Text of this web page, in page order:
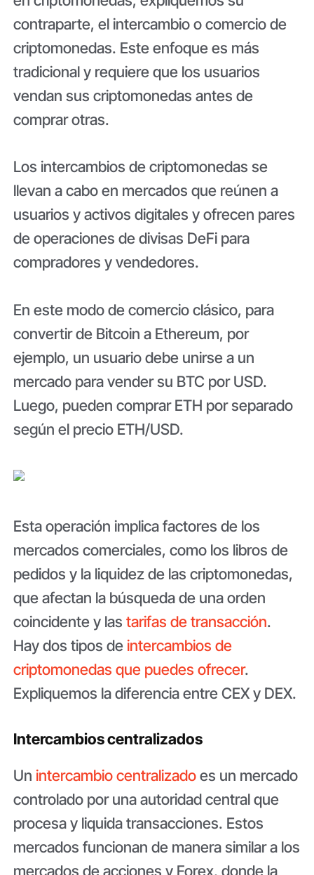
contraparte, el intercambio o comercio de
criptomonedas. Este enfoque es más
tradicional y requiere que los usuarios
vendan sus criptomonedas antes de
comprar otras.
Los intercambios de criptomonedas se
llevan a cabo en mercados que reúnen a
usuarios y activos digitales y ofrecen pares
de operaciones de divisas DeFi para
compradores y vendedores.
En este modo de comercio clásico, para
convertir de Bitcoin a Ethereum, por
ejemplo, un usuario debe unirse a un
mercado para vender su BTC por USD.
Luego, pueden comprar ETH por separado
según el precio ETH/USD.
Esta operación implica factores de los
mercados comerciales, como los libros de
pedidos y la liquidez de las criptomonedas,
que afectan la búsqueda de una orden
coincidente y lastarifas de transacción.
Hay dos tipos de intercambios de
criptomonedas que puedes ofrecer.
Expliquemos la diferencia entre CEX y DEX.
Intercambios centralizados
Un intercambio centralizadoes un mercado
controlado por una autoridad central que
procesa y liquida transacciones. Estos
mercados funcionan de manera similar a los
mercados de acciones y Forex, donde la